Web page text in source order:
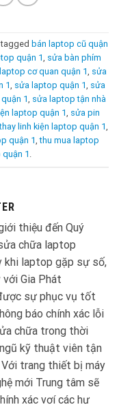
bán laptop cũ quận
quận 1
sửa bàn phím
cơ quan quận 1
sửa
1 sửa laptop quận 1 sửa
1 sửa laptop tận nhà
laptop quận 1
sửa pin
linh kiện laptop quận 1
quận 1 ,thu mua laptop
1
thiệu đến Quý
chữa laptop
khi laptop gặp sự số,
với Gia Phát
sự phục vụ tốt
báo chính xác lỗi
chữa trong thời
kỹ thuật viên tận
Với trang thiết bị máy
mới Trung tâm sẽ
xác vơí các hư